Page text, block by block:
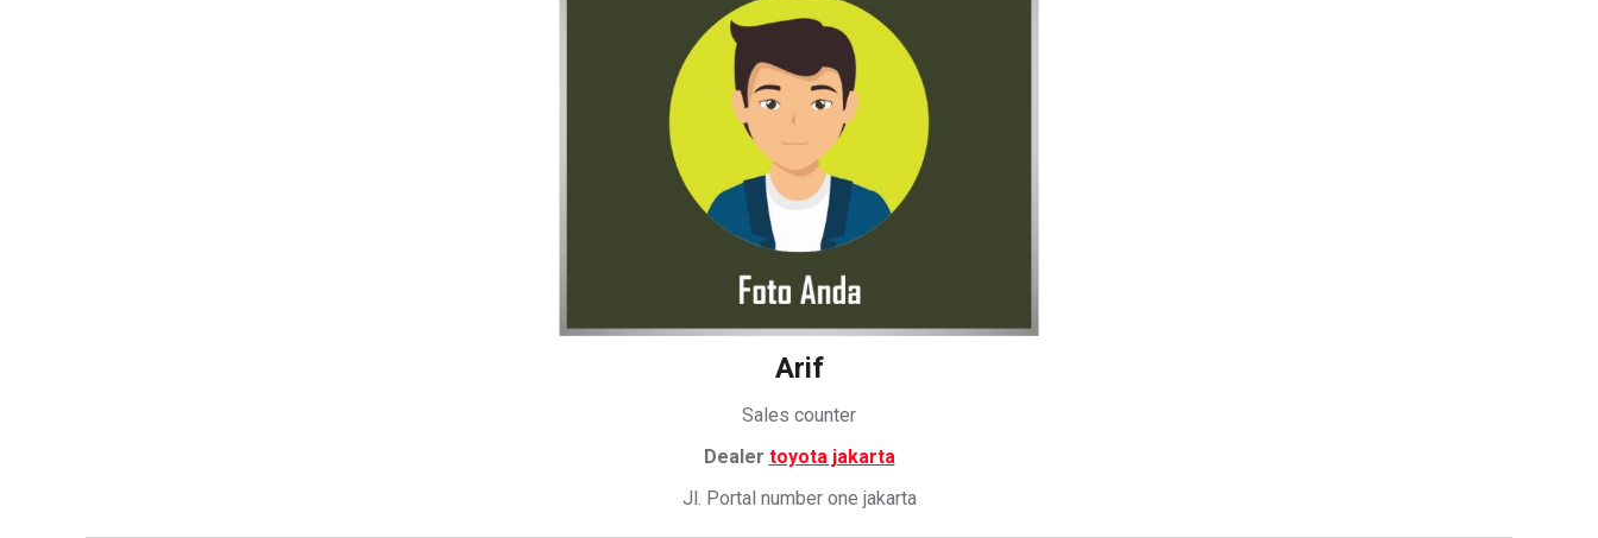
Arif
Sales counter
Dealer toyota jakarta
Jl. Portal number one jakarta